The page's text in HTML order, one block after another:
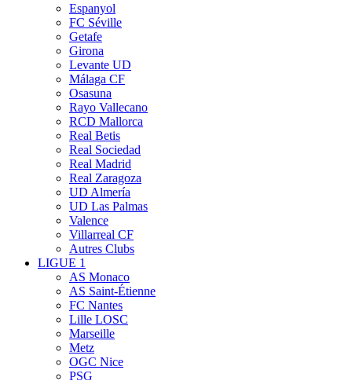
Espanyol
FC Séville
Getafe
Girona
Levante UD
Málaga CF
Osasuna
Rayo Vallecano
RCD Mallorca
Real Betis
Real Sociedad
Real Madrid
Real Zaragoza
UD Almería
UD Las Palmas
Valence
Villarreal CF
Autres Clubs
LIGUE 1
AS Monaco
AS Saint-Étienne
FC Nantes
Lille LOSC
Marseille
Metz
OGC Nice
PSG